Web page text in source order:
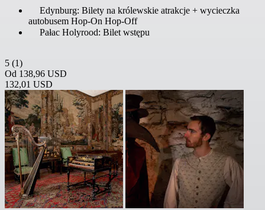
Edynburg: Bilety na królewskie atrakcje + wycieczka
autobusem Hop-On Hop-Off
Pałac Holyrood: Bilet wstępu
5 (1)
Od 138,96 USD
132,01 USD